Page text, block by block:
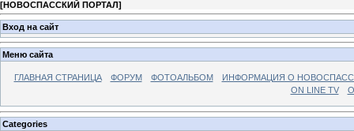
[НОВОСПАССКИЙ ПОРТАЛ]
Вход на сайт
Меню сайта
ГЛАВНАЯ СТРАНИЦА ФОРУМ ФОТОАЛЬБОМ
ИНФОРМАЦИЯ О
ON LINE TV
Categories